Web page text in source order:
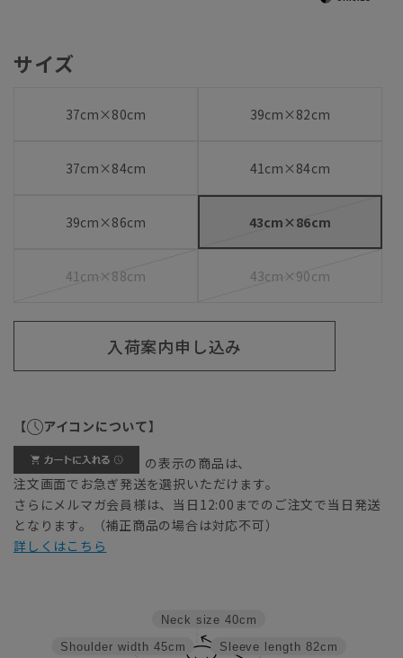
サイズ
37cm×80cm 39cm×82cm
37cm×84cm 41cm×84cm
39cm×86cm 43cm×86cm
41cm×88cm 43cm×90cm
入荷案内申し込み
【 アイコンについて】
の表示の商品は、
注文画面でお急ぎ発送を選択いただけます。
さらにメルマガ会員様は、当日12:00までのご注文で当日発送
となります。（補正商品の場合は対応不可）
詳しくはこちら
Sleeve length 82cm
Neck size 40cm
Shoulder width 45cm